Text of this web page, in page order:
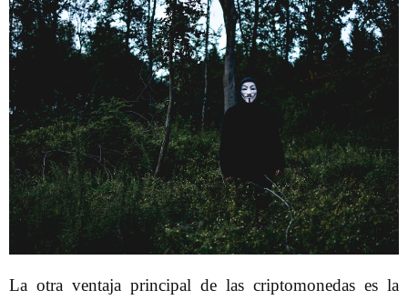
La otra ventaja principal de las criptomonedas es la